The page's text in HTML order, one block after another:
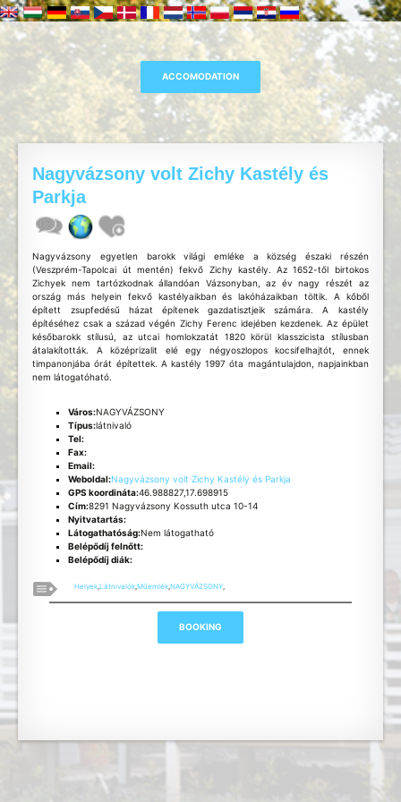
Nagyvázsony volt Zichy Kastély és
Parkja
Nagyvázsony egyetlen barokk világi emléke a község északi részén
(Veszprém-Tapolcai út mentén) fekvő Zichy kastély. Az 1652-től birtokos
Zichyek nem tartózkodnak állandóan Vázsonyban, az év nagy részét az
ország más helyein fekvő kastélyaikban és lakóházaikban töltik. A kőből
épített zsupfedésű házat építenek gazdatisztjeik számára. A kastély
építéséhez csak a század végén Zichy Ferenc idejében kezdenek. Az épület
későbarokk stílusú, az utcai homlokzatát 1820 körül klasszicista stílusban
átalakították. A középrizalit elé egy négyoszlopos kocsifelhajtót, ennek
timpanonjába órát építettek. A kastély 1997 óta magántulajdon, napjainkban
nem látogatóható.
Város:NAGYVÁZSONY
Típus:látnivaló
Tel:
Fax:
Email:
Weboldal:Nagyvázsony volt Zichy Kastély és Parkja
GPS koordináta:46.988827,17.698915
Cím:8291 Nagyvázsony Kossuth utca 10-14
Nyitvatartás:
Látogathatóság:Nem látogatható
Belépődíj felnőtt:
Belépődíj diák:
Helyek ,Látnivalók ,Műemlék ,NAGYVÁZSONY